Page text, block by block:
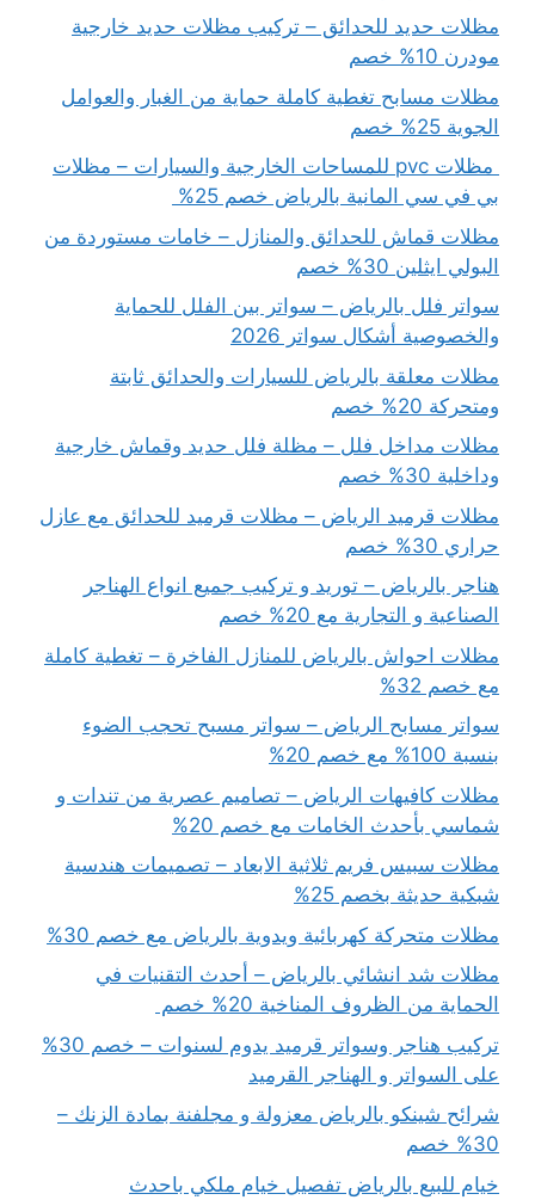
مظلات حديد للحدائق – تركيب مظلات حديد خارجية
مودرن 10% خصم
مظلات مسابح تغطية كاملة حماية من الغبار والعوامل
الجوية 25% خصم
مظلات pvc للمساحات الخارجية والسيارات – مظلات
بي في سي المانية بالرياض خصم 25%
مظلات قماش للحدائق والمنازل – خامات مستوردة من
البولي ايثلين 30% خصم
سواتر فلل بالرياض – سواتر بين الفلل للحماية
والخصوصية أشكال سواتر 2026
مظلات معلقة بالرياض للسيارات والحدائق ثابتة
ومتحركة 20% خصم
مظلات مداخل فلل – مظلة فلل حديد وقماش خارجية
وداخلية 30% خصم
مظلات قرميد الرياض – مظلات قرميد للحدائق مع عازل
حراري 30% خصم
هناجر بالرياض – توريد و تركيب جميع انواع الهناجر
الصناعية و التجارية مع 20% خصم
مظلات احواش بالرياض للمنازل الفاخرة – تغطية كاملة
مع خصم 32%
سواتر مسابح الرياض – سواتر مسبح تحجب الضوء
بنسبة 100% مع خصم 20%
مظلات كافيهات الرياض – تصاميم عصرية من تندات و
شماسي بأحدث الخامات مع خصم 20%
مظلات سبيس فريم ثلاثية الابعاد – تصميمات هندسية
شبكية حديثة بخصم 25%
مظلات متحركة كهربائية ويدوية بالرياض مع خصم 30%
مظلات شد انشائي بالرياض – أحدث التقنيات في
الحماية من الظروف المناخية 20% خصم
تركيب هناجر وسواتر قرميد يدوم لسنوات – خصم 30%
على السواتر و الهناجر القرميد
شرائح شينكو بالرياض معزولة و مجلفنة بمادة الزنك –
30% خصم
خيام للبيع بالرياض تفصيل خيام ملكي باحدث